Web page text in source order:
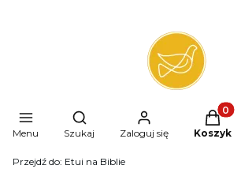
Menu
Otwórz wyszukiwarkę
Szukaj Zaloguj się Koszyk
Przejdź do: Etui na Biblie